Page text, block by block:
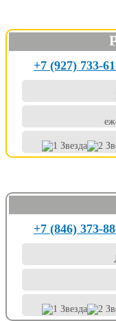
+7 (927) 733-
+7 (846) 373-